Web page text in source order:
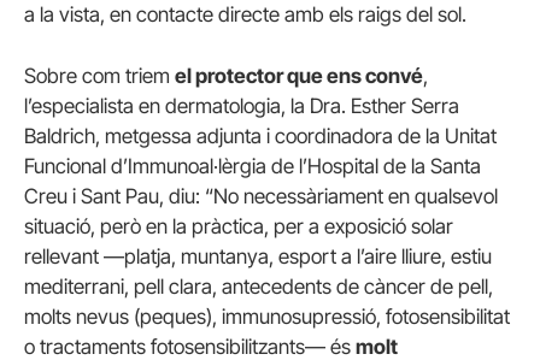
a la vista, en contacte directe amb els raigs del sol.
Sobre com triem el protector que ens convé,
l’especialista en dermatologia, la Dra. Esther Serra
Baldrich, metgessa adjunta i coordinadora de la Unitat
Funcional d’Immunoal·lèrgia de l’Hospital de la Santa
Creu i Sant Pau, diu: “No necessàriament en qualsevol
situació, però en la pràctica, per a exposició solar
rellevant —platja, muntanya, esport a l’aire lliure, estiu
mediterrani, pell clara, antecedents de càncer de pell,
molts nevus (peques), immunosupressió, fotosensibilitat
o tractaments fotosensibilitzants— és molt